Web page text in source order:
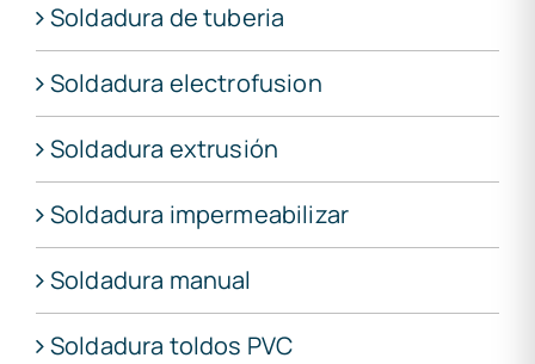
Soldadura de tuberia
Soldadura electrofusion
Soldadura extrusión
Soldadura impermeabilizar
Soldadura manual
Soldadura toldos PVC